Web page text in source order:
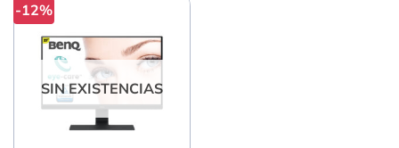
-12%
SIN EXISTENCIAS